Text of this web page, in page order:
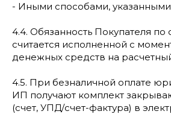
- Иными способами, указанными
4.4. Обязанность Покупателя по
считается исполненной с
денежных средств на
4.5. При безналичной оплате
ИП получают комплект
(счет, УПД/счет-фактура) в